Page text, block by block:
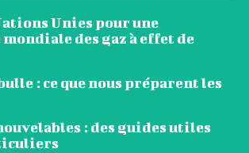
Unies pour une
des gaz à effet de
: ce que nous préparent les
: des guides utiles